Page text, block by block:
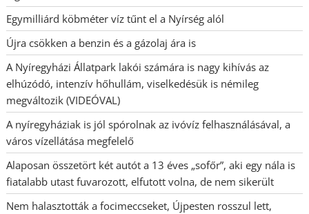
Egymilliárd köbméter víz tűnt el a Nyírség alól
Újra csökken a benzin és a gázolaj ára is
A Nyíregyházi Állatpark lakói számára is nagy kihívás az
elhúzódó, intenzív hőhullám, viselkedésük is némileg
megváltozik (VIDEÓVAL)
A nyíregyháziak is jól spórolnak az ivóvíz felhasználásával, a
város vízellátása megfelelő
Alaposan összetört két autót a 13 éves „sofőr”, aki egy nála is
fiatalabb utast fuvarozott, elfutott volna, de nem sikerült
Nem halasztották a focimeccseket, Újpesten rosszul lett,